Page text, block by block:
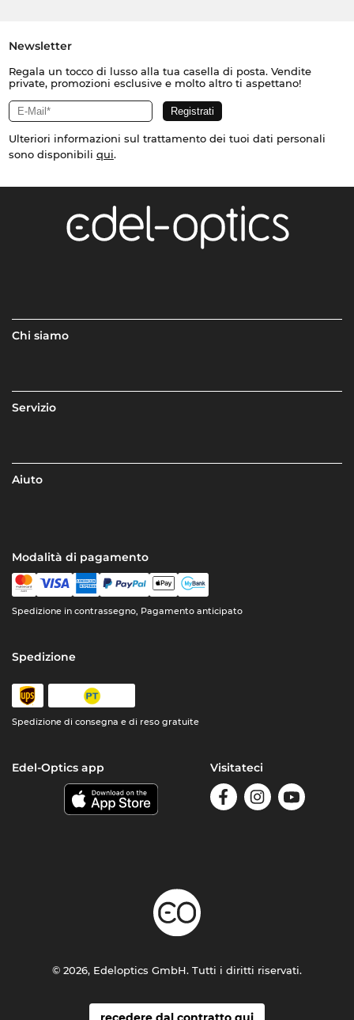
Newsletter
Regala un tocco di lusso alla tua casella di posta. Vendite
private, promozioni esclusive e molto altro ti aspettano!
Ulteriori informazioni sul trattamento dei tuoi dati personali
sono disponibili qui.
Chi siamo
Servizio
Aiuto
Modalità di pagamento
Spedizione in contrassegno, Pagamento anticipato
Spedizione
Spedizione di consegna e di reso gratuite
Edel-Optics app Visitateci
© 2026, Edeloptics GmbH. Tutti i diritti riservati.